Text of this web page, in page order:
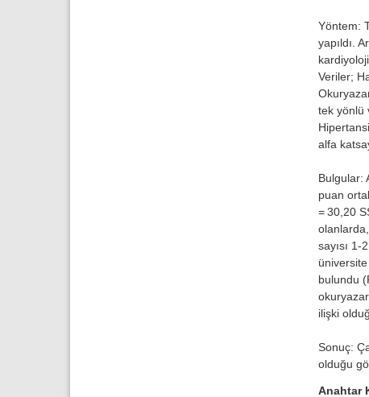
Yöntem:
yapıldı.
Veriler;
tek yönlü
alfa
Bulgular:
puan
= 30,20
sayısı
üniversite
bulundu
ilişki
Sonuç:
olduğu
Anahtar